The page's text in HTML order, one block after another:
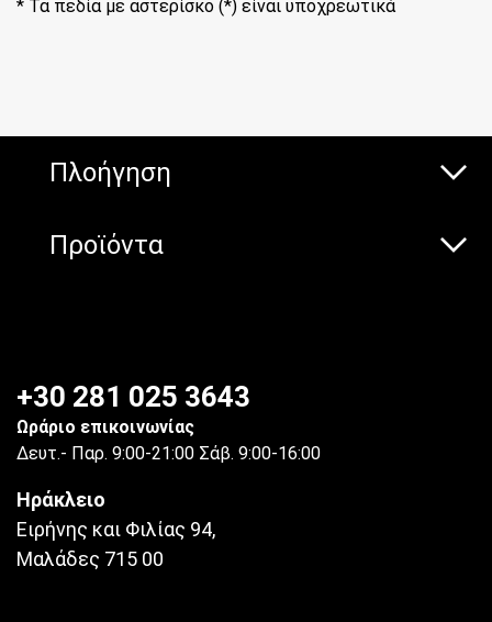
* Τα πεδία με αστερίσκο (*) είναι υποχρεωτικά
Πλοήγηση
Προϊόντα
+30 281 025 3643
Ωράριο επικοινωνίας
Δευτ.- Παρ. 9:00-21:00 Σάβ. 9:00-16:00
Ηράκλειο
Ειρήνης και Φιλίας 94,
Μαλάδες 715 00